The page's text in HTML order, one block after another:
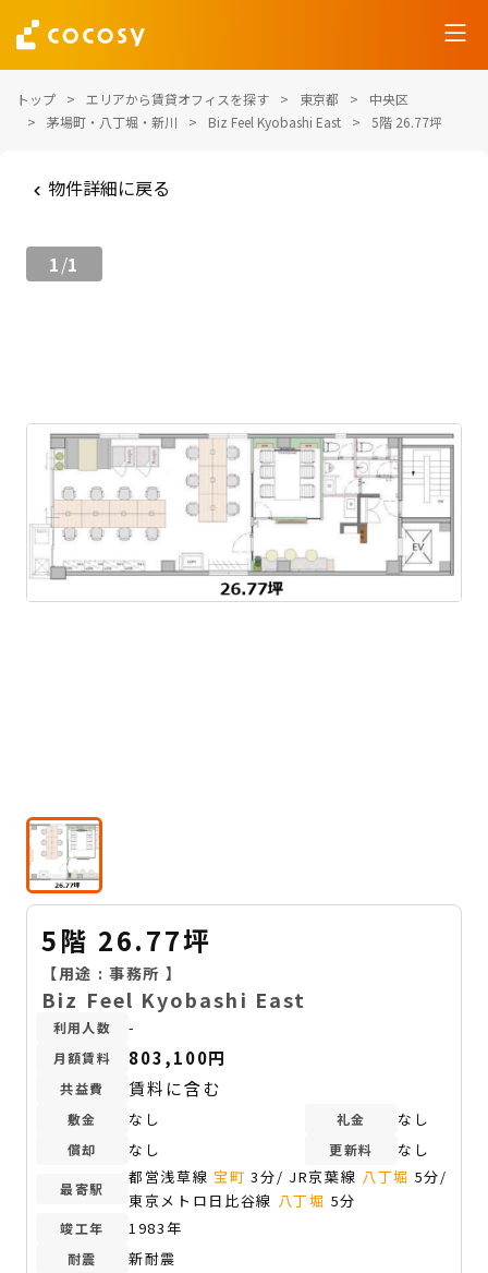
トップ エリアから賃貸オフィスを探す 東京都
中央区
茅場町・八丁堀・新川
Biz Feel Kyobashi East 5階 26.77坪
物件詳細に戻る
1/1
5階 26.77坪
【用途 :事務所 】
Biz Feel Kyobashi East
利用人数 -
月額賃料 803,100円
共益費 賃料に含む
敷金 なし 礼金 なし
償却 なし 更新料 なし
最寄駅
都営浅草線 宝町 3分/ JR京葉線 八丁堀 5分/
東京メトロ日比谷線 八丁堀 5分
竣工年 1983年
耐震 新耐震